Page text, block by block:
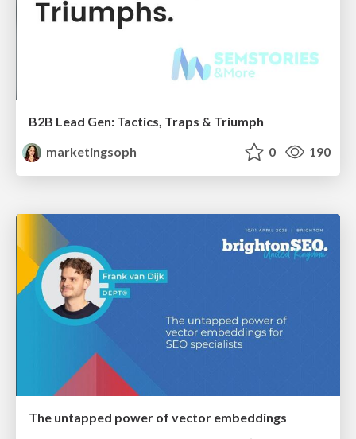
B2B Lead Gen: Tactics, Traps & Triumph
marketingsoph
0 190
The untapped power of vector embeddings